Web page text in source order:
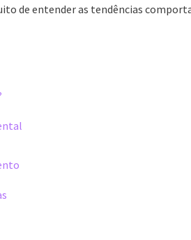
de entender as tendências